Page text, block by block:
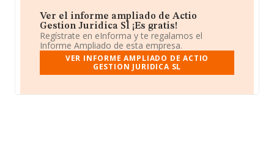
Ver el informe ampliado de Actio
Gestion Juridica Sl ¡Es gratis!
Regístrate en eInforma y te regalamos el
Informe Ampliado de esta empresa.
VER INFORME AMPLIADO DE ACTIO
GESTION JURIDICA SL